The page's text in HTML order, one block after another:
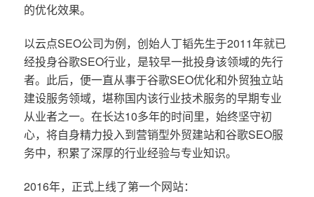
的优化效果。
以云点SEO公司为例，创始人丁韬先生于2011年就已
经投身谷歌SEO行业，是较早一批投身该领域的先行
者。此后，便一直从事于谷歌SEO优化和外贸独立站
建设服务领域，堪称国内该行业技术服务的早期专业
从业者之一。在长达10多年的时间里，始终坚守初
心，将自身精力投入到营销型外贸建站和谷歌SEO服
务中，积累了深厚的行业经验与专业知识。
2016年，正式上线了第一个网站：